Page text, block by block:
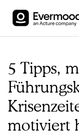
5 Tipps,
motiviert